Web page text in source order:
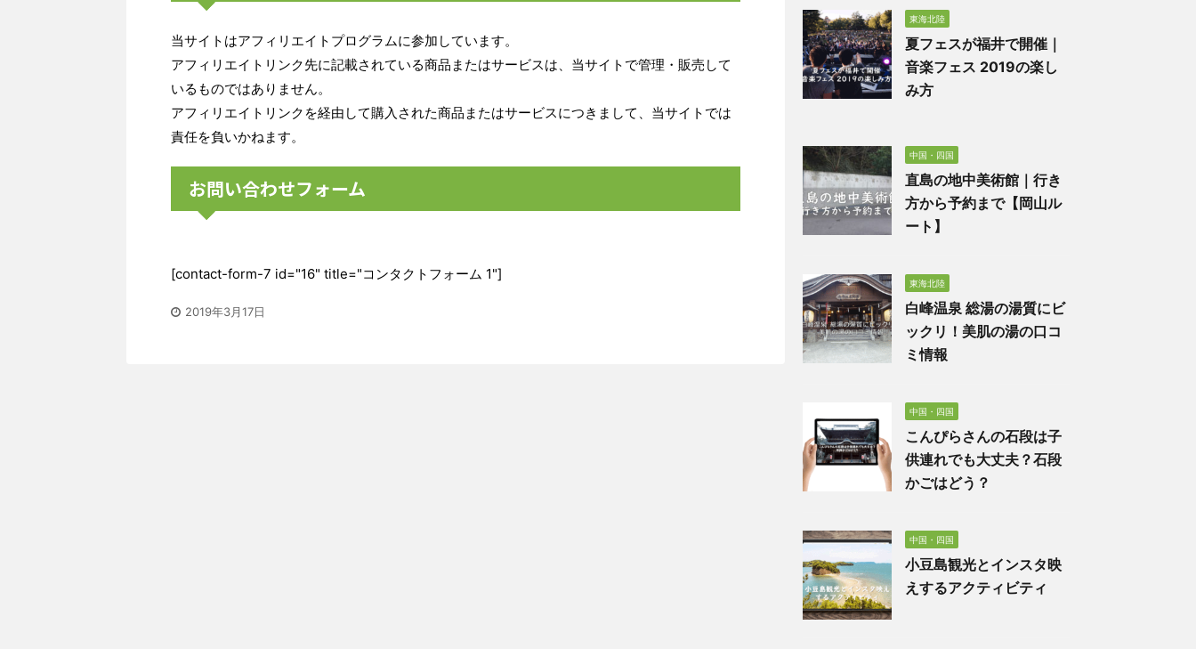
当サイトはアフィリエイトプログラムに参加しています。
アフィリエイトリンク先に記載されている商品またはサービスは、当サイトで管理・販売して
いるものではありません。
アフィリエイトリンクを経由して購入された商品またはサービスにつきまして、当サイトでは
責任を負いかねます。
お問い合わせフォーム
[contact-form-7 id="16" title="コンタクトフォーム 1"]
2019年3月17日
東海北陸
夏フェスが福井で開催｜
音楽フェス 2019の楽し
み方
中国・四国
直島の地中美術館｜行き
方から予約まで【岡山ル
ート】
東海北陸
白峰温泉 総湯の湯質にビ
ックリ！美肌の湯の口コ
ミ情報
中国・四国
こんぴらさんの石段は子
供連れでも大丈夫？石段
かごはどう？
中国・四国
小豆島観光とインスタ映
えするアクティビティ